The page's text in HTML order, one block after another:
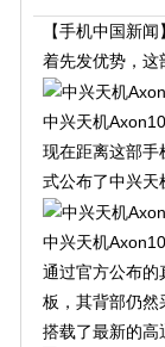
【手机中国新
着先发优势，这
中兴天机
现在距离这部手
式公布了中兴天
中兴天机
通过官方公布的
板，其背部仍然
搭载了最新的高